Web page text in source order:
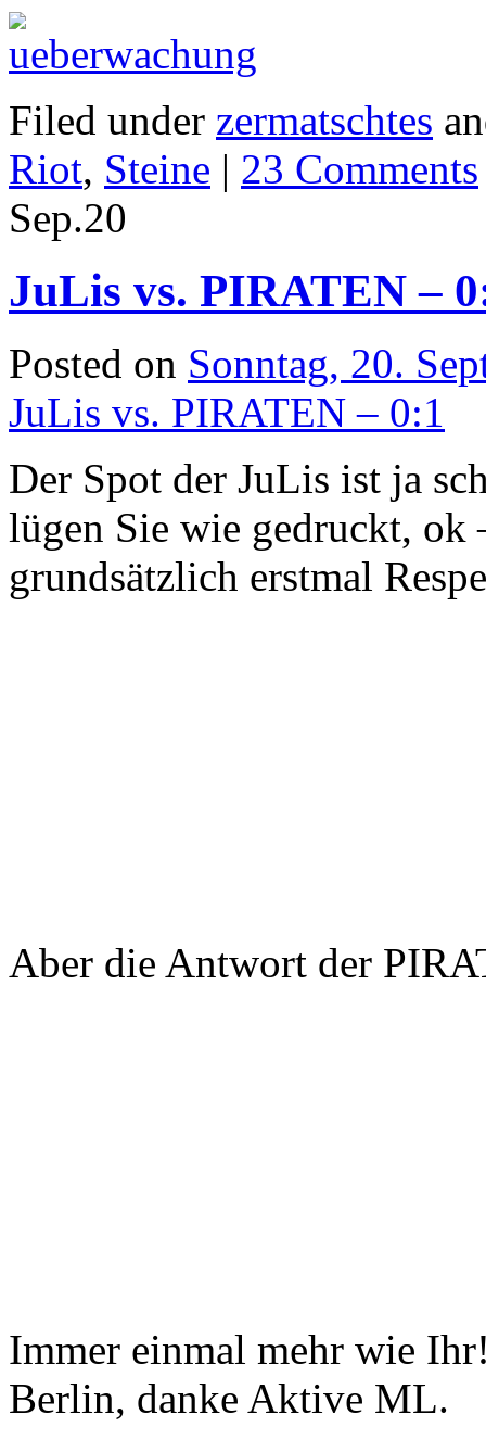
Filed under zermatschtes
Riot, Steine | 23 Comments
Sep.20
JuLis vs. PIRATEN –
Posted on Sonntag, 20.
JuLis vs. PIRATEN – 0:1
Der Spot der JuLis ist ja
lügen Sie wie gedruckt, ok
grundsätzlich erstmal
Aber die Antwort der
Immer einmal mehr wie
Berlin, danke Aktive ML.